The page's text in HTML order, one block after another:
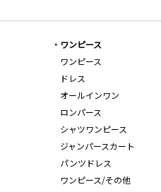
ワンピース
ワンピース
ドレス
オールインワン
ロンパース
シャツワンピース
ジャンパースカート
パンツドレス
ワンピース/その他